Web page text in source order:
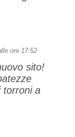
ore 17:52
sito!
torroni a